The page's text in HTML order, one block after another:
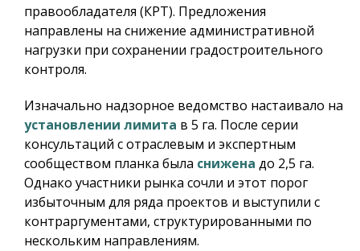
правообладателя (КРТ). Предложения
направлены на снижение административной
нагрузки при сохранении градостроительного
контроля.
Изначально надзорное ведомство настаивало на
установлении лимита в 5 га. После серии
консультаций с отраслевым и экспертным
сообществом планка была снижена до 2,5 га.
Однако участники рынка сочли и этот порог
избыточным для ряда проектов и выступили с
контраргументами, структурированными по
нескольким направлениям.